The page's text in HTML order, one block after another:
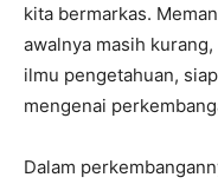
kita bermarkas.
awalnya masih
ilmu pengetahuan,
mengenai
Dalam